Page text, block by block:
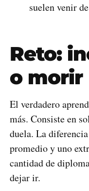
suelen venir
Reto:
o morir
El verdadero
más. Consiste en
duela. La
promedio y uno
cantidad de
dejar ir.